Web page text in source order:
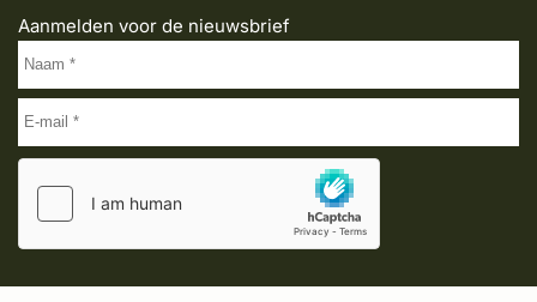
Aanmelden voor de nieuwsbrief